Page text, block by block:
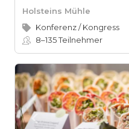
Holsteins Mühle
Konferenz / Kongress
8–135Teilnehmer